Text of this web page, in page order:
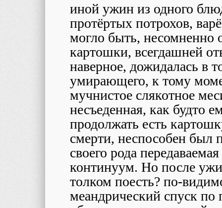
иной ужин из одного
протёртых потрохов,
могло быть, несомненно
картошки, всегдашней
наверное, дожидалась в
умирающего, к тому
мучнистое слякотное
несъеденная, как будто
продолжать есть
смерти, неспособен был
своего рода
континуум. Но после
толком поесть? по-
меандрический спуск по